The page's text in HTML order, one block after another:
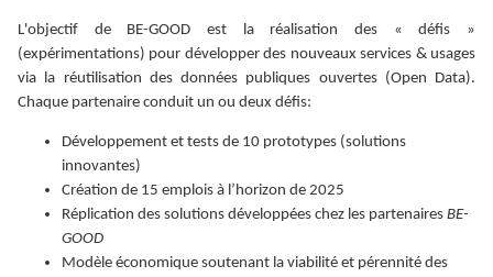
L'objectif de BE-GOOD est la réalisation des « défis »
(expérimentations) pour développer des nouveaux services & usages
via la réutilisation des données publiques ouvertes (Open Data).
Chaque partenaire conduit un ou deux défis:
Développement et tests de 10 prototypes (solutions
innovantes)
Création de 15 emplois à l’horizon de 2025
Réplication des solutions développées chez les partenaires BE-
GOOD
Modèle économique soutenant la viabilité et pérennité des